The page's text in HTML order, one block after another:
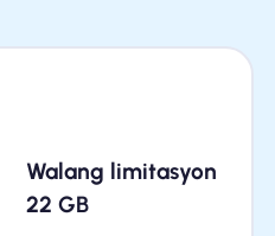
Walang limitasyon
22 GB